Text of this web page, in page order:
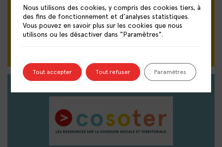
quotidiennement.
DÉCOUVRIR LE PANORAMA DE PRESSE
Nous utilisons des cookies, y compris des cookies tiers, à
des fins de fonctionnement et d’analyses statistiques.
Vous pouvez en savoir plus sur les cookies que nous
utilisons ou les désactiver dans "Paramètres".
Tout accepter Tout refuser Paramètres